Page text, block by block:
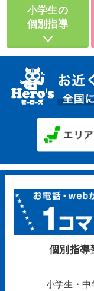
小学生の
個別指導
個別指導
小学生・中